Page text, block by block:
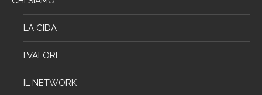
LA CIDA
I VALORI
IL NETWORK